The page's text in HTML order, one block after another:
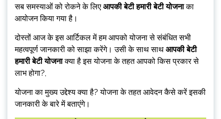
सब समस्याओं को रोकने के लिए आपकी बेटी हमारी बेटी योजनाका
आयोजन किया गया है।
दोस्तों आज के इस आर्टिकल में हम आपको योजना से संबंधित सभी
महत्वपूर्ण जानकारी को साझा करेंगे। उसी के साथ साथ आपकी बेटी
हमारी बेटी योजनाक्या है इस योजना के तहत आपको किस प्रकार से
लाभ होगा?,
योजना का मुख्य उद्देश्य क्या है? योजना के तहत आवेदन कैसे करें इसकी
जानकारी के बारे में बताएंगे।